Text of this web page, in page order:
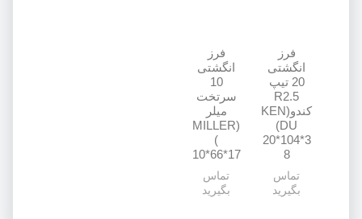
فرز
انگشتی
20 تیپ
R2.5
کندو(KEN
DU)
20*104*3
8
تماس
بگیرید
فرز
انگشتی
10
سرتخت
میلر
(MILLER
)
10*66*17
تماس
بگیرید